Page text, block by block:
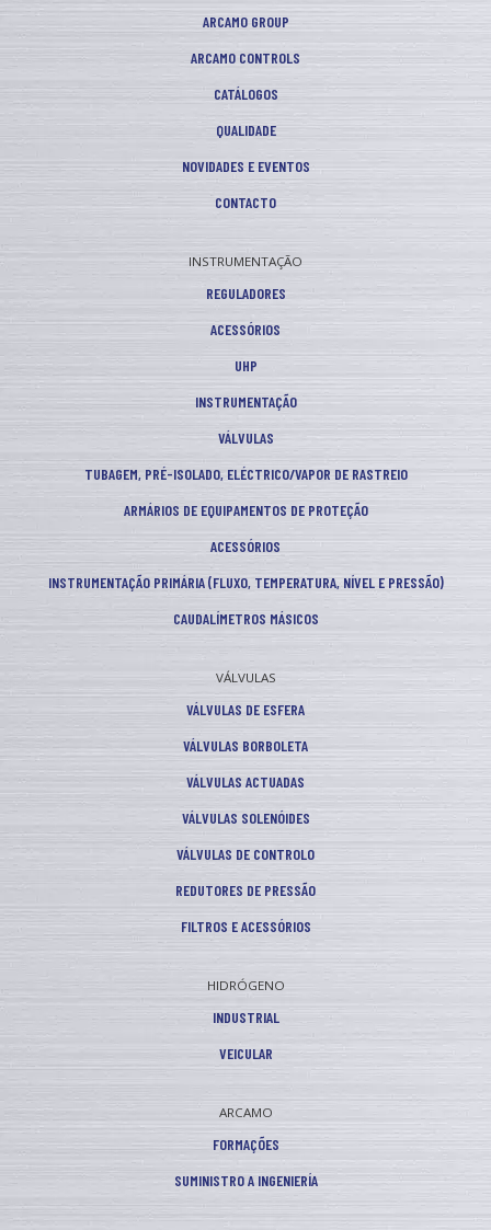
ARCAMO GROUP
ARCAMO CONTROLS
CATÁLOGOS
QUALIDADE
NOVIDADES E EVENTOS
CONTACTO
INSTRUMENTAÇÃO
REGULADORES
ACESSÓRIOS
UHP
INSTRUMENTAÇÃO
VÁLVULAS
TUBAGEM, PRÉ-ISOLADO, ELÉCTRICO/VAPOR DE RASTREIO
ARMÁRIOS DE EQUIPAMENTOS DE PROTEÇÃO
ACESSÓRIOS
INSTRUMENTAÇÃO PRIMÁRIA (FLUXO, TEMPERATURA, NÍVEL E PRESSÃO)
CAUDALÍMETROS MÁSICOS
VÁLVULAS
VÁLVULAS DE ESFERA
VÁLVULAS BORBOLETA
VÁLVULAS ACTUADAS
VÁLVULAS SOLENÓIDES
VÁLVULAS DE CONTROLO
REDUTORES DE PRESSÃO
FILTROS E ACESSÓRIOS
HIDRÓGENO
INDUSTRIAL
VEICULAR
ARCAMO
FORMAÇÕES
SUMINISTRO A INGENIERÍA